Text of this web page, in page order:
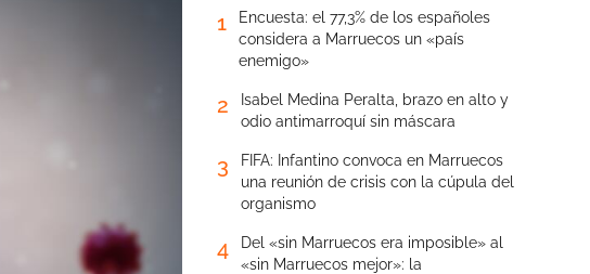
1
Encuesta: el 77,3% de los españoles
considera a Marruecos un «país
enemigo»
2
Isabel Medina Peralta, brazo en alto y
odio antimarroquí sin máscara
3
FIFA: Infantino convoca en Marruecos
una reunión de crisis con la cúpula del
organismo
4
Del «sin Marruecos era imposible» al
«sin Marruecos mejor»: la